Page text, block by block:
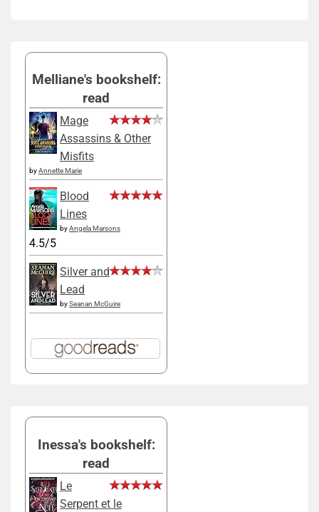
Melliane's bookshelf:
read
Mage
Assassins & Other
Misfits
byAnnette Marie
Blood
Lines
byAngela Marsons
4.5/5
Silver and
Lead
bySeanan McGuire
Inessa's bookshelf:
read
Le
Serpent et le